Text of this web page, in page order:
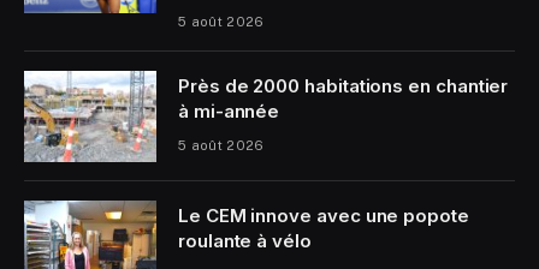
5 août 2026
Près de 2000 habitations en chantier
à mi-année
5 août 2026
Le CEM innove avec une popote
roulante à vélo